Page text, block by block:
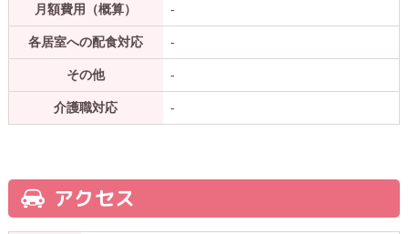
月額費用（概算） -
各居室への配食対応 -
その他 -
介護職対応 -
アクセス